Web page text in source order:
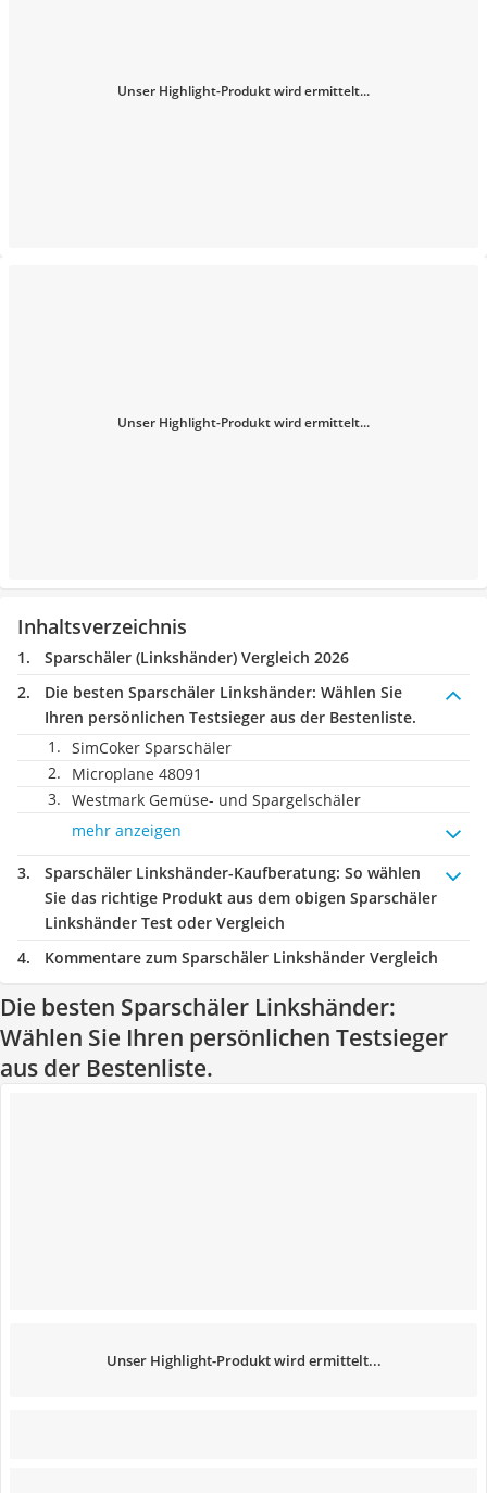
Unser Highlight-Produkt wird ermittelt...
Unser Highlight-Produkt wird ermittelt...
Inhaltsverzeichnis
Sparschäler (Linkshänder) Vergleich 2026
Die besten Sparschäler Linkshänder: Wählen Sie
Ihren persönlichen Testsieger aus der Bestenliste.
SimCoker Sparschäler
Microplane 48091
Westmark Gemüse- und Spargelschäler
mehr anzeigen
Sparschäler Linkshänder-Kaufberatung: So wählen
Sie das richtige Produkt aus dem obigen Sparschäler
Linkshänder Test oder Vergleich
Kommentare zum Sparschäler Linkshänder Vergleich
Die besten Sparschäler Linkshänder:
Wählen Sie Ihren persönlichen Testsieger
aus der Bestenliste.
Unser Highlight-Produkt wird ermittelt...